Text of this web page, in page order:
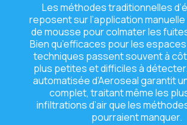
Les méthodes traditionnelles
reposent sur l’application
de mousse pour colmater les
Bien qu’efficaces pour les
techniques passent souvent à
plus petites et difficiles à
automatisée d’Aeroseal garantit
complet, traitant même les
infiltrations d’air que les
pourraient manquer.